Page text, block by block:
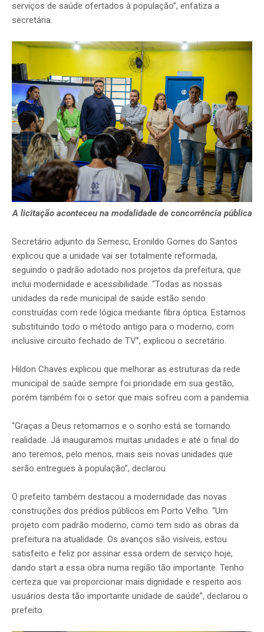
serviços de saúde ofertados à população”, enfatiza a
secretária.
A licitação aconteceu na modalidade de concorrência pública
Secretário adjunto da Semesc, Eronildo Gomes do Santos
explicou que a unidade vai ser totalmente reformada,
seguindo o padrão adotado nos projetos da prefeitura, que
inclui modernidade e acessibilidade. “Todas as nossas
unidades da rede municipal de saúde estão sendo
construídas com rede lógica mediante fibra óptica. Estamos
substituindo todo o método antigo para o moderno, com
inclusive circuito fechado de TV”, explicou o secretário.
Hildon Chaves explicou que melhorar as estruturas da rede
municipal de saúde sempre foi prioridade em sua gestão,
porém também foi o setor que mais sofreu com a pandemia.
“Graças a Deus retomamos e o sonho está se tornando
realidade. Já inauguramos muitas unidades e até o final do
ano teremos, pelo menos, mais seis novas unidades que
serão entregues à população”, declarou.
O prefeito também destacou a modernidade das novas
construções dos prédios públicos em Porto Velho. “Um
projeto com padrão moderno, como tem sido as obras da
prefeitura na atualidade. Os avanços são visíveis, estou
satisfeito e feliz por assinar essa ordem de serviço hoje,
dando start a essa obra numa região tão importante. Tenho
certeza que vai proporcionar mais dignidade e respeito aos
usuários desta tão importante unidade de saúde”, declarou o
prefeito.